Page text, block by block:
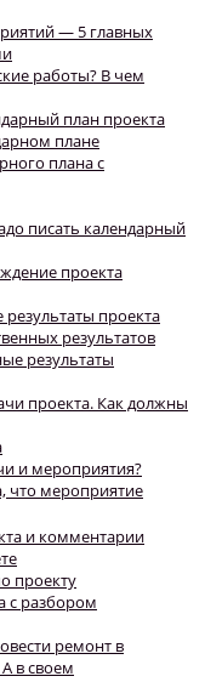
— 5 главных
работы? В чем
план проекта
плане
плана с
писать календарный
проекта
результаты проекта
результатов
результаты
проекта. Как должны
и мероприятия?
что мероприятие
и комментарии
проекту
с разбором
ремонт в
в своем